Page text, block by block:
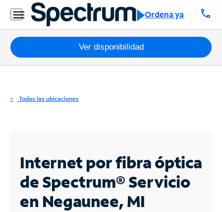
Ordena ya call
Residencial
Business
Paquetes
Internet
Business
Contáctanos
Ver disponibilidad
Todas las ubicaciones
Internet por fibra óptica
de Spectrum®Servicio
en Negaunee, MI